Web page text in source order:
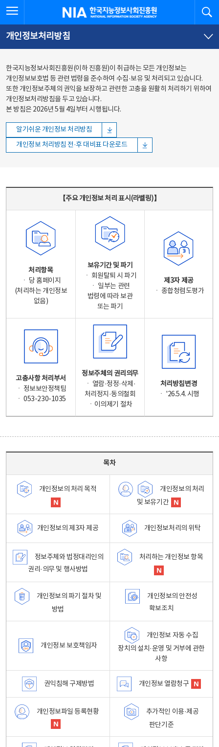
바로가기
바로가기
한국지능정보사회진흥원
개인정보처리방침
한국지능정보사회진흥원(이하 진흥원)이 취급하는 모든 개인정보는
개인정보보호법 등 관련 법령을 준수하여 수집·보유 및 처리되고 있습니다.
또한 개인정보주체의 권익을 보장하고 관련한 고충을 원활히 처리하기 위하여
개인정보처리방침을 두고 있습니다.
본 방침은 2026년 5월 4일부터 시행됩니다.
알기쉬운 개인정보 처리방침
개인정보 처리방침 전·후 대비표 다운로드
【주요 개인정보 처리 표시(라벨링)】
처리항목
ㆍ 당 홈페이지
(처리하는 개인정보
없음)
보유기간 및 파기
ㆍ 회원탈퇴 시 파기
ㆍ 일부는 관련
법령에 따라 보관
또는 파기
제3자 제공
ㆍ 종합청렴도평가
고충사항 처리부서
ㆍ 정보보안정책팀
ㆍ 053-230-1035
정보주체의 권리의무
ㆍ 열람·정정·삭제·
처리정지·동의철회
ㆍ이의제기 절차
처리방침변경
ㆍ '26.5.4. 시행
목차
개인정보의 처리 목적
개인정보의 처리
및 보유기간
개인정보의 제3자 제공 개인정보처리의 위탁
정보주체와 법정대리인의
권리·의무 및 행사방법
처리하는 개인정보 항목
개인정보의 파기 절차 및
방법
개인정보의 안전성
확보조치
개인정보 보호책임자
개인정보 자동 수집
장치의 설치·운영 및 거부에 관한
사항
권익침해 구제방법 개인정보 열람청구
개인정보파일 등록현황
추가적인 이용·제공
판단기준